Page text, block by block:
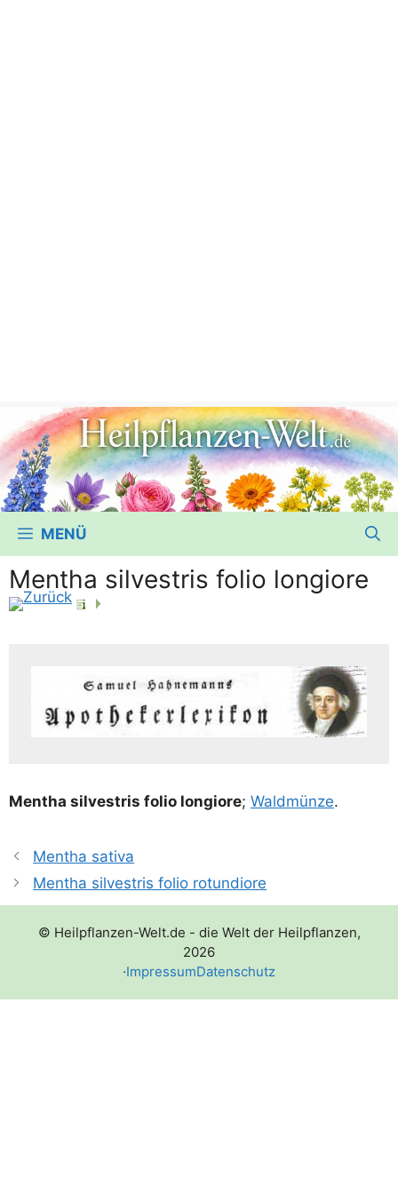
MENÜ
Mentha silvestris folio longiore
Men­tha sil­vestris folio lon­gio­re; Wald­mün­ze.
Mentha sativa
Mentha silvestris folio rotundiore
© Heilpflanzen-Welt.de - die Welt der Heilpflanzen,
2026
·ImpressumDatenschutz